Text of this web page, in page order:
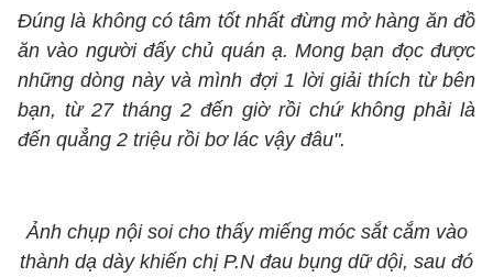
Đúng là không có tâm tốt nhất đừng mở hàng ăn đồ
ăn vào người đấy chủ quán ạ. Mong bạn đọc được
những dòng này và mình đợi 1 lời giải thích từ bên
bạn, từ 27 tháng 2 đến giờ rồi chứ không phải là
đến quẳng 2 triệu rồi bơ lác vậy đâu".
Ảnh chụp nội soi cho thấy miếng móc sắt cắm vào
thành dạ dày khiến chị P.N đau bụng dữ dội, sau đó